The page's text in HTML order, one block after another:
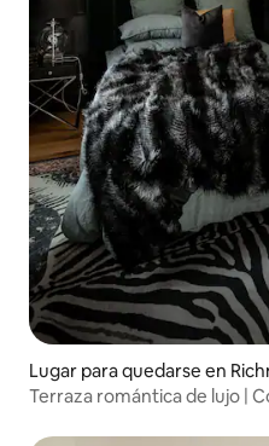
Lugar para quedarse en
Terraza romántica de lujo |